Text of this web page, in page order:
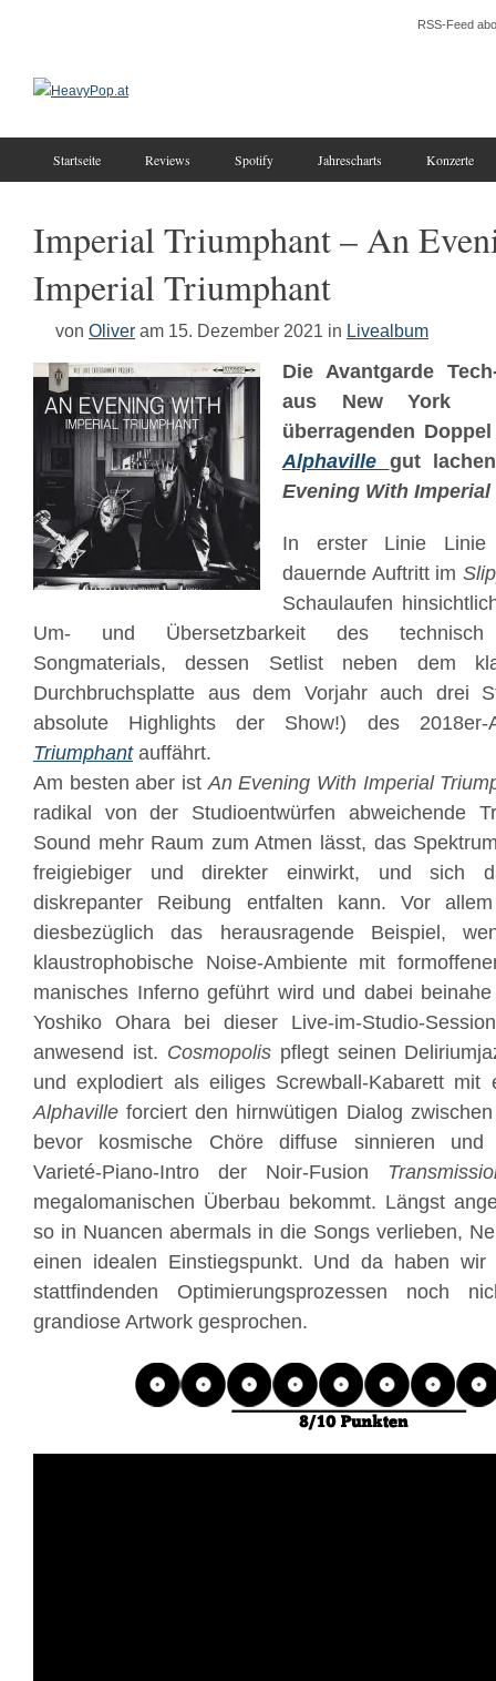
RSS-Feed
Startseite Reviews Spotify Jahrescharts Konzerte
Imperial Triumphant – An
Imperial Triumphant
von Oliver am 15. Dezember 2021 in Livealbum
Die Avantgarde
aus New York
überragenden
Alphaville gut
Evening With
In erster Linie
dauernde Auftritt im
Schaulaufen
Um- und Übersetzbarkeit des technisch
Songmaterials, dessen Setlist neben dem
Durchbruchsplatte aus dem Vorjahr auch drei
absolute Highlights der Show!) des
Triumphantauffährt.
Am besten aber istAn Evening With Imperial
radikal von der Studioentwürfen abweichende
Sound mehr Raum zum Atmen lässt, das
freigiebiger und direkter einwirkt, und sich
diskrepanter Reibung entfalten kann. Vor
diesbezüglich das herausragende Beispiel,
klaustrophobische Noise-Ambiente mit
manisches Inferno geführt wird und dabei
Yoshiko Ohara bei dieser Live-im-Studio-
anwesend ist. Cosmopolispflegt seinen
und explodiert als eiliges Screwball-Kabarett mit
Alphaville forciert den hirnwütigen Dialog
bevor kosmische Chöre diffuse sinnieren und
Varieté-Piano-Intro der Noir-Fusion
megalomanischen Überbau bekommt. Längst
so in Nuancen abermals in die Songs verlieben,
einen idealen Einstiegspunkt. Und da haben
stattfindenden Optimierungsprozessen noch
grandiose Artwork gesprochen.